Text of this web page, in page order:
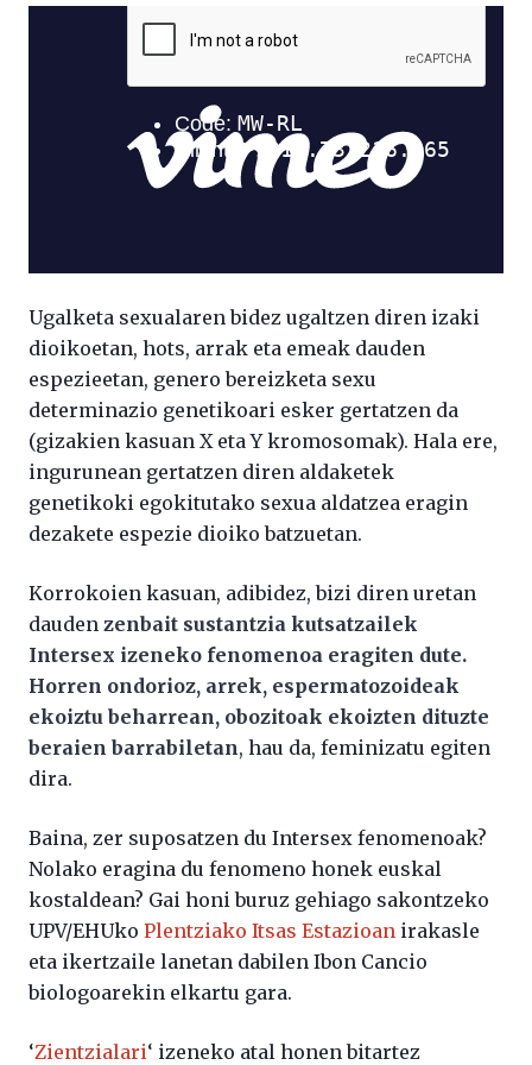
Ugalketa sexualaren bidez ugaltzen diren izaki
dioikoetan, hots, arrak eta emeak dauden
espezieetan, genero bereizketa sexu
determinazio genetikoari esker gertatzen da
(gizakien kasuan X eta Y kromosomak). Hala ere,
ingurunean gertatzen diren aldaketek
genetikoki egokitutako sexua aldatzea eragin
dezakete espezie dioiko batzuetan.
Korrokoien kasuan, adibidez, bizi diren uretan
dauden zenbait sustantzia kutsatzailek
Intersex izeneko fenomenoa eragiten dute.
Horren ondorioz, arrek, espermatozoideak
ekoiztu beharrean, obozitoak ekoizten dituzte
beraien barrabiletan, hau da, feminizatu egiten
dira.
Baina, zer suposatzen du Intersex fenomenoak?
Nolako eragina du fenomeno honek euskal
kostaldean? Gai honi buruz gehiago sakontzeko
UPV/EHUko Plentziako Itsas Estazioan irakasle
eta ikertzaile lanetan dabilen Ibon Cancio
biologoarekin elkartu gara.
‘Zientzialari‘ izeneko atal honen bitartez